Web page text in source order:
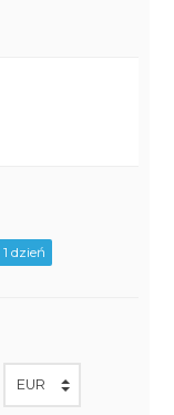
1 dzień